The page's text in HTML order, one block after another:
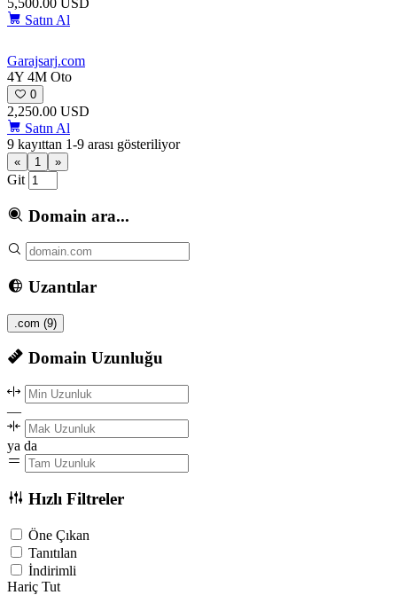
Satın Al
Garajsarj.com
4Y 4M Oto
0
2,250.00 USD
Satın Al
9 kayıttan 1-9 arası gösteriliyor
« 1 »
Git
Domain ara...
Uzantılar
.com (9)
Domain Uzunluğu
—
ya da
Hızlı Filtreler
Öne Çıkan
Tanıtılan
İndirimli
Hariç Tut